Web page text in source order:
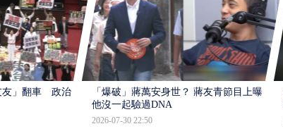
友」翻車 政治獻
「爆破」蔣萬安身世？ 蔣友青節目上曝：
他沒一起驗過DNA
2026-07-30 22:50